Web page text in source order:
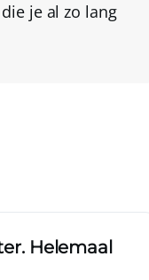
je al zo lang
Helemaal